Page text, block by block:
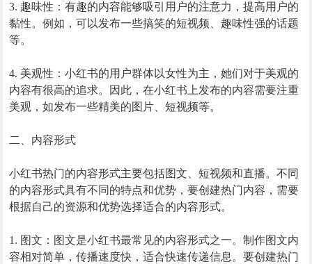
3. 趣味性：有趣的内容能够吸引用户的注意力，提高用户的
黏性。例如，可以发布一些搞笑的短视频、趣味性强的话题
等。
4. 美观性：小红书的用户群体以女性为主，她们对于美观的
内容有很高的追求。因此，在小红书上发布的内容需要注重
美观，如发布一些精美的图片、短视频等。
二、内容形式
小红书热门的内容形式主要包括图文、短视频和直播。不同
的内容形式具有不同的特点和优势，要创建热门内容，需要
根据自己的资源和优势选择适合的内容形式。
1. 图文：图文是小红书最常见的内容形式之一。制作图文内
容相对简单，传播速度快，适合快速传递信息。要创建热门